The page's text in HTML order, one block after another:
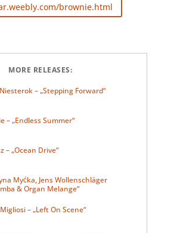
brownie.html
MORE RELEASES:
– „Stepping Forward“
– „Endless Summer“
– „Ocean Drive“
Myćka, Jens Wollenschläger
& Organ Melange“
– „Left On Scene“